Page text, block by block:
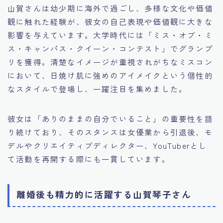
山賀さんは幼少期に海外で過ごし、多様な文化や価値
観に触れた経験が、彼女の自己表現や価値観に大きな
影響を与えています。大学時代には「ミス・オブ・ミ
ス・キャンパス・クイーン・コンテスト」でグランプ
リを獲得。清楚なイメージが重視されがちなミスコン
において、日焼け肌に強めのアイメイクという個性的
なスタイルで登場し、一躍注目を集めました。
彼女は「ありのままの自分でいること」の重要性を語
り続けており、そのスタンスは女優業から引退後、モ
デルやクリエイティブディレクター、YouTuberとし
て活動を再開する際にも一貫しています。
離婚後も精力的に活躍する山賀琴子さん